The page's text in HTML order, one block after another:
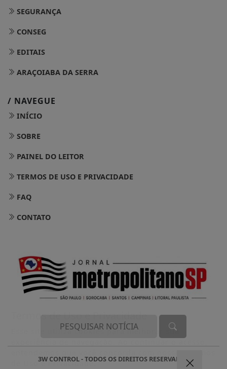
SEGURANÇA
CONSEG
EDITAIS
ARAÇOIABA DA SERRA
/ NAVEGUE
INÍCIO
SOBRE
PAINEL DO LEITOR
TERMOS DE USO E PRIVACIDADE
FAQ
CONTATO
3W CONTROL - TODOS OS DIREITOS RESERVADOS
Esse site utiliza cookies para melhorar sua
de Uso e Privacidade.